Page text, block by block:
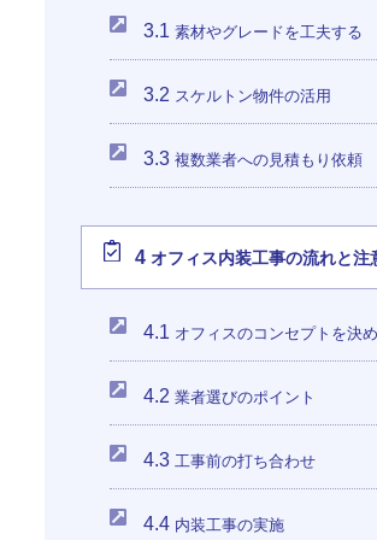
3.1 素材やグレードを工夫する
3.2 スケルトン物件の活用
3.3 複数業者への見積もり依頼
4 オフィス内装工事の流れと注
4.1 オフィスのコンセプトを決
4.2 業者選びのポイント
4.3 工事前の打ち合わせ
4.4 内装工事の実施